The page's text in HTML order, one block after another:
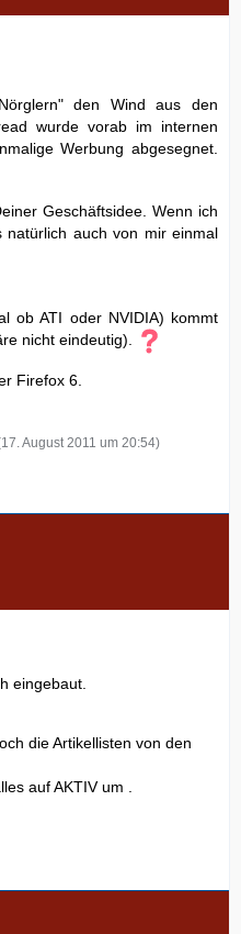
den Wind aus den
wurde vorab im internen
Werbung abgesegnet.
Geschäftsidee. Wenn ich
auch von mir einmal
ob ATI oder NVIDIA) kommt
nicht eindeutig).
Firefox 6.
17. August 2011 um 20:54)
eingebaut.
die Artikellisten von den
auf AKTIV um .